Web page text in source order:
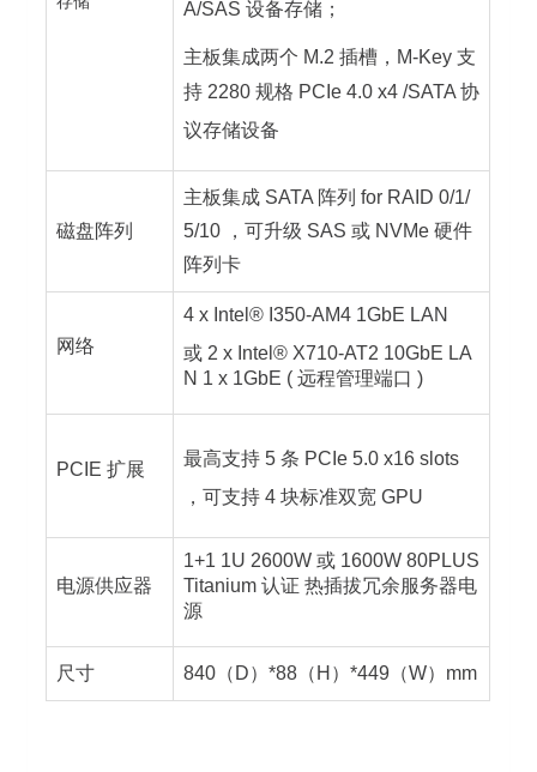
A/SAS 设备存储；
主板集成两个 M.2 插槽，M-Key 支
持 2280 规格 PCIe 4.0 x4 /SATA 协
议存储设备
磁盘阵列
主板集成 SATA 阵列 for RAID 0/1/
5/10 ，可升级 SAS 或 NVMe 硬件
阵列卡
网络
4 x Intel® I350-AM4 1GbE LAN
或 2 x Intel® X710-AT2 10GbE LA
N 1 x 1GbE ( 远程管理端口 )
PCIE 扩展
最高支持 5 条 PCIe 5.0 x16 slots
，可支持 4 块标准双宽 GPU
电源供应器
1+1 1U 2600W 或 1600W 80PLUS
Titanium 认证 热插拔冗余服务器电
源
尺寸 840（D）*88（H）*449（W）mm